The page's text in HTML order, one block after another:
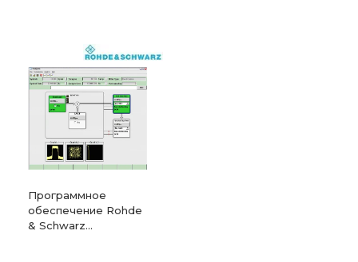
Программное
обеспечение Rohde
& Schwarz